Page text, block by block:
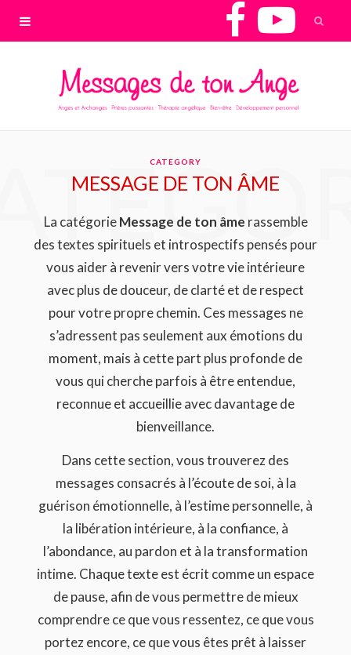
F
a
c
b
o
o
k
Y
u
b
e
CATEGORY
MESSAGE DE TON ÂME
La catégorieMessage de ton âme rassemble
des textes spirituels et introspectifs pensés pour
vous aider à revenir vers votre vie intérieure
avec plus de douceur, de clarté et de respect
pour votre propre chemin. Ces messages ne
s’adressent pas seulement aux émotions du
moment, mais à cette part plus profonde de
vous qui cherche parfois à être entendue,
reconnue et accueillie avec davantage de
bienveillance.
Dans cette section, vous trouverez des
messages consacrés à l’écoute de soi, à la
guérison émotionnelle, à l’estime personnelle, à
la libération intérieure, à la confiance, à
l’abondance, au pardon et à la transformation
intime. Chaque texte est écrit comme un espace
de pause, afin de vous permettre de mieux
comprendre ce que vous ressentez, ce que vous
portez encore, ce que vous êtes prêt à laisser